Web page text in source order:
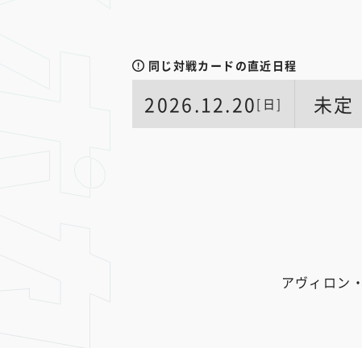
同じ対戦カードの直近日程
2026.12.20[日] 未定
アヴィロン